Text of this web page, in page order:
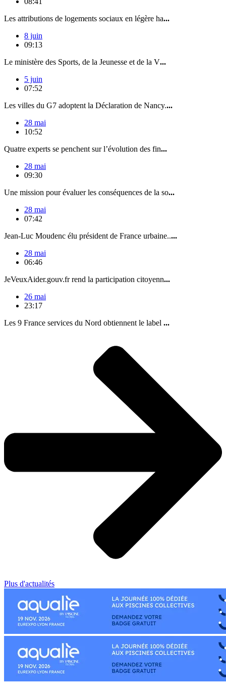
Les attributions de logements sociaux en légère ha...
8 juin
09:13
Le ministère des Sports, de la Jeunesse et de la V...
5 juin
07:52
Les villes du G7 adoptent la Déclaration de Nancy....
28 mai
10:52
Quatre experts se penchent sur l’évolution des fin...
28 mai
09:30
Une mission pour évaluer les conséquences de la so...
28 mai
07:42
Jean-Luc Moudenc élu président de France urbaine.....
28 mai
06:46
JeVeuxAider.gouv.fr rend la participation citoyenn...
26 mai
23:17
Les 9 France services du Nord obtiennent le label ...
Plus d'actualités